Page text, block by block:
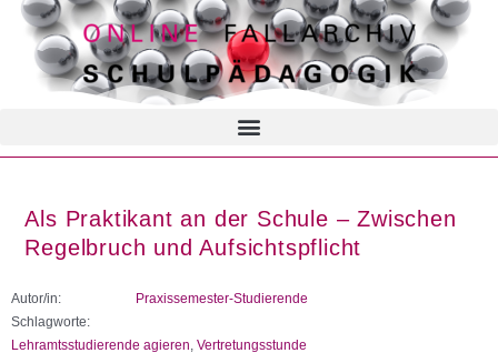
Als Praktikant an der Schule – Zwischen
Regelbruch und Aufsichtspflicht
Autor/in:
Praxissemester-Studierende
Schlagworte:
Lehramtsstudierende agieren Vertretungsstunde